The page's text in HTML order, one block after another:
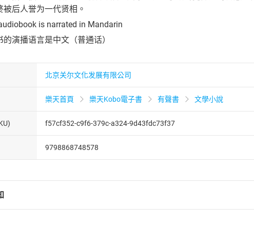
被后人誉为一代贤相。
is narrated in Mandarin
的演播语言是中文（普通话）
北京关尔文化发展有限公司
樂天首頁 樂天Kobo電子書 有聲書 文學小說
f57cf352-c9f6-379c-a324-9d43fdc73f37
9798868748578